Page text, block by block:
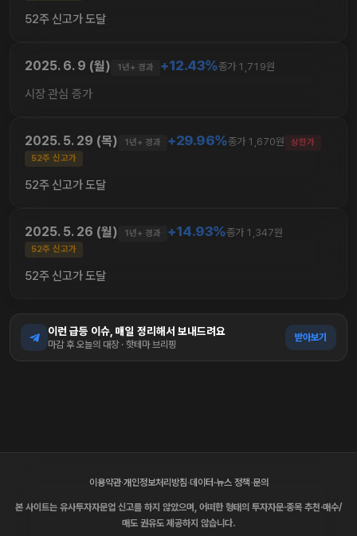
52주 신고가 도달
2025. 6. 9 (월) 1년+ 경과 +12.43%종가 1,719원
시장 관심 증가
2025. 5. 29 (목) 1년+ 경과 +29.96%종가 1,670원
상한가
52주 신고가
52주 신고가 도달
2025. 5. 26 (월) 1년+ 경과 +14.93%종가 1,347원
52주 신고가
52주 신고가 도달
이런 급등 이슈, 매일 정리해서 보내드려요
마감 후 오늘의 대장 · 핫테마 브리핑
받아보기
이용약관·개인정보처리방침·데이터·뉴스 정책·문의
본 사이트는 유사투자자문업 신고를 하지 않았으며, 어떠한 형태의 투자자문·종목 추천·매수/
매도 권유도 제공하지 않습니다.